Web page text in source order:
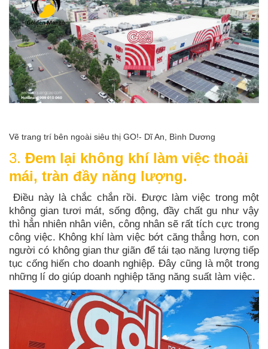
Vẽ trang trí bên ngoài siêu thị GO!- Dĩ An, Bình Dương
3. Đem lại không khí làm việc thoải
mái, tràn đầy năng lượng.
Điều này là chắc chắn rồi. Được làm việc trong một
không gian tươi mát, sống động, đầy chất gu như vậy
thì hẳn nhiên nhân viên, công nhân sẽ rất tích cực trong
công việc. Không khí làm việc bớt căng thẳng hơn, con
người có không gian thư giãn để tái tạo năng lượng tiếp
tục cống hiến cho doanh nghiệp. Đây cũng là một trong
những lí do giúp doanh nghiệp tăng năng suất làm việc.